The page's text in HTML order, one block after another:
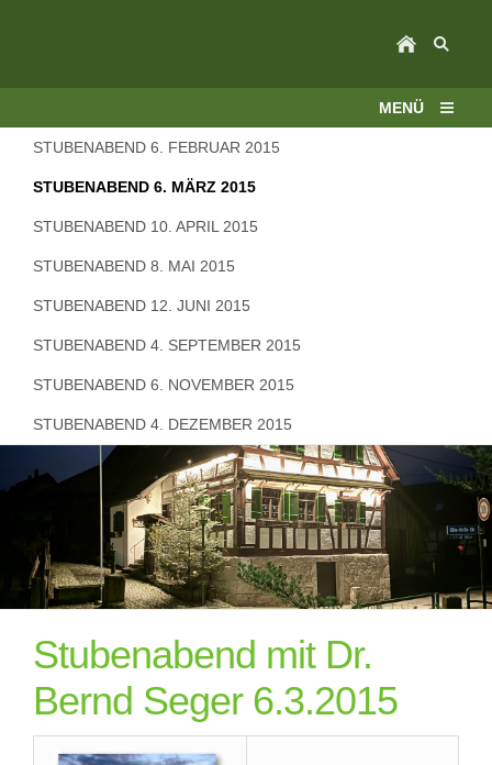
MENÜ
STUBENABEND 6. FEBRUAR 2015
STUBENABEND 6. MÄRZ 2015
STUBENABEND 10. APRIL 2015
STUBENABEND 8. MAI 2015
STUBENABEND 12. JUNI 2015
STUBENABEND 4. SEPTEMBER 2015
STUBENABEND 6. NOVEMBER 2015
STUBENABEND 4. DEZEMBER 2015
Stubenabend mit Dr.
Bernd Seger 6.3.2015